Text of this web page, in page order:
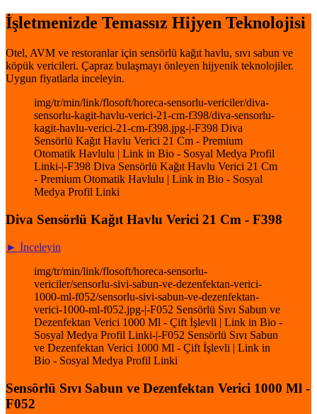
İşletmenizde Temassız Hijyen Teknolojisi
Otel, AVM ve restoranlar için sensörlü kağıt havlu, sıvı sabun ve
köpük vericileri. Çapraz bulaşmayı önleyen hijyenik teknolojiler.
Uygun fiyatlarla inceleyin.
img/tr/min/link/flosoft/horeca-sensorlu-vericiler/diva-
sensorlu-kagit-havlu-verici-21-cm-f398/diva-sensorlu-
kagit-havlu-verici-21-cm-f398.jpg-|-F398 Diva
Sensörlü Kağıt Havlu Verici 21 Cm - Premium
Otomatik Havlulu | Link in Bio - Sosyal Medya Profil
Linki-|-F398 Diva Sensörlü Kağıt Havlu Verici 21 Cm
- Premium Otomatik Havlulu | Link in Bio - Sosyal
Medya Profil Linki
Diva Sensörlü Kağıt Havlu Verici 21 Cm - F398
► İnceleyin
img/tr/min/link/flosoft/horeca-sensorlu-
vericiler/sensorlu-sivi-sabun-ve-dezenfektan-verici-
1000-ml-f052/sensorlu-sivi-sabun-ve-dezenfektan-
verici-1000-ml-f052.jpg-|-F052 Sensörlü Sıvı Sabun ve
Dezenfektan Verici 1000 Ml - Çift İşlevli | Link in Bio -
Sosyal Medya Profil Linki-|-F052 Sensörlü Sıvı Sabun
ve Dezenfektan Verici 1000 Ml - Çift İşlevli | Link in
Bio - Sosyal Medya Profil Linki
Sensörlü Sıvı Sabun ve Dezenfektan Verici 1000 Ml -
F052